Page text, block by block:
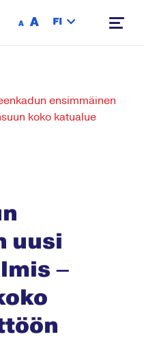
A A FI
ensimmäinen
koko katualue
uusi
–